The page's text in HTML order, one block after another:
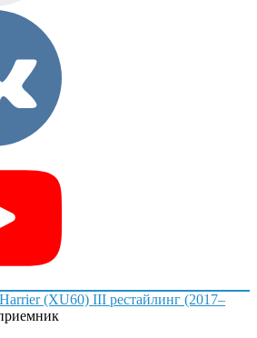
Harrier (XU60) III рестайлинг (2017–